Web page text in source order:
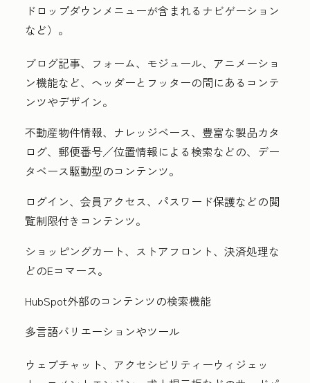
ドロップダウンメニューが含まれるナビゲーション
など）。
ブログ記事、フォーム、モジュール、アニメーショ
ン機能など、ヘッダーとフッターの間にあるコンテ
ンツやデザイン。
不動産物件情報、ナレッジベース、豊富な製品カタ
ログ、郵便番号／位置情報による検索などの、デー
タベース駆動型のコンテンツ。
ログイン、会員アクセス、パスワード保護などの閲
覧制限付きコンテンツ。
ショッピングカート、ストアフロント、決済処理な
どのEコマース。
HubSpot外部のコンテンツの検索機能
多言語バリエーションやツール
ウェブチャット、アクセシビリティーウィジェッ